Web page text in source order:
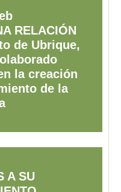
RELACIÓN
de Ubrique,
la creación
de la
A SU